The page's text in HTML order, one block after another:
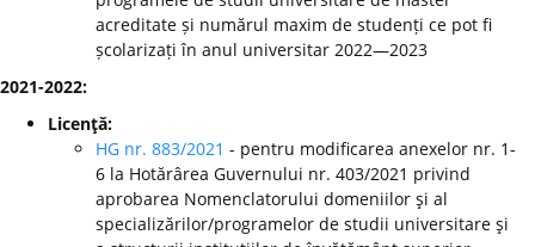
acreditate și numărul maxim de studenți ce pot fi
școlarizați în anul universitar 2022—2023
2021-2022:
Licenţă:
HG nr. 883/2021 - pentru modificarea anexelor nr. 1-
6 la Hotărârea Guvernului nr. 403/2021 privind
aprobarea Nomenclatorului domeniilor şi al
specializărilor/programelor de studii universitare şi